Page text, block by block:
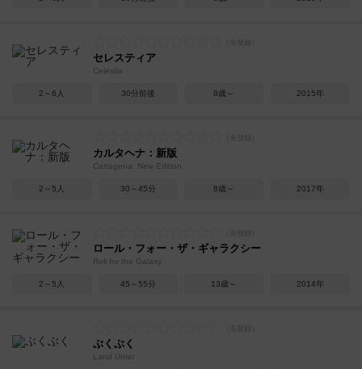
セレスティア
Celestia
2～6人 30分前後 8歳～ 2015年
カルタヘナ：新版
Cartagena: New Edition
2～5人 30～45分 8歳～ 2017年
ロール・フォー・ザ・ギャラクシー
Roll for the Galaxy
2～5人 45～55分 13歳～ 2014年
ぶくぶく
Land Unter